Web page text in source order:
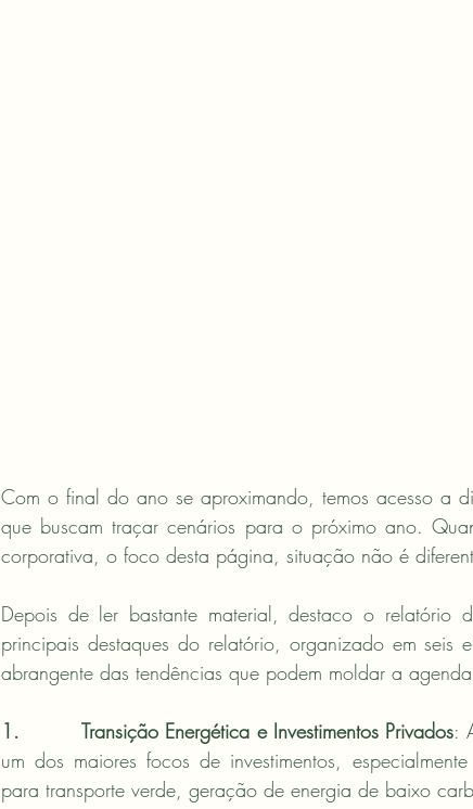
Com o final do ano se aproximando, temos acesso a
que buscam traçar cenários para o próximo ano.
corporativa, o foco desta página, situação não é
Depois de ler bastante material, destaco o relatório
principais destaques do relatório, organizado em seis
abrangente das tendências que podem moldar a
1.         Transição Energética e Investimentos Privados:
um dos maiores focos de investimentos,
para transporte verde, geração de energia de baixo